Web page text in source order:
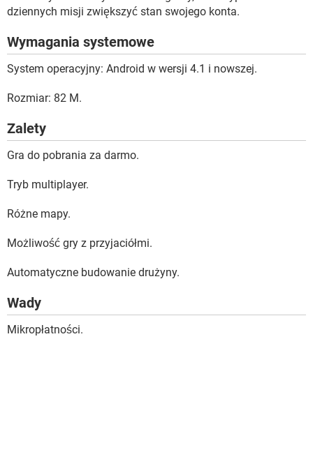
dziennych misji zwiększyć stan swojego konta.
Wymagania systemowe
System operacyjny: Android w wersji 4.1 i nowszej.
Rozmiar: 82 M.
Zalety
Gra do pobrania za darmo.
Tryb multiplayer.
Różne mapy.
Możliwość gry z przyjaciółmi.
Automatyczne budowanie drużyny.
Wady
Mikropłatności.